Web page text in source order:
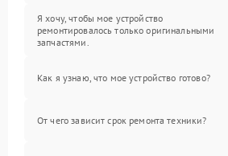
Я хочу, чтобы мое устройство
ремонтировалось только оригинальными
запчастями.
Как я узнаю, что мое устройство готово?
От чего зависит срок ремонта техники?